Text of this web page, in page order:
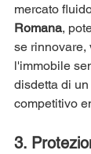
mercato
Romana,
se rinnovare,
l'immobile
disdetta di
competitivo
3.